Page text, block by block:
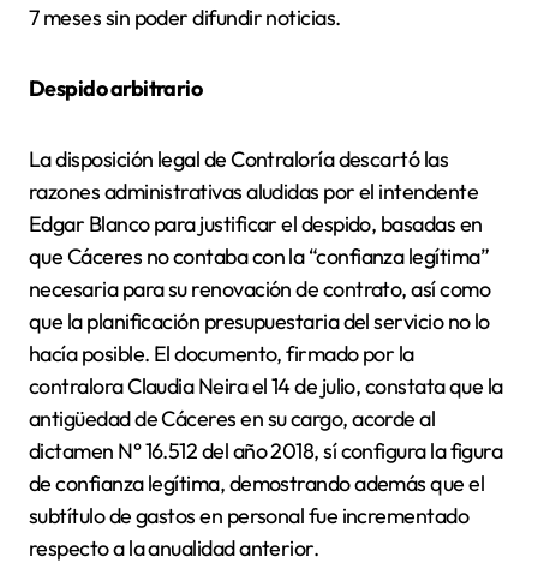
7 meses sin poder difundir noticias.
Despido arbitrario
La disposición legal de Contraloría descartó las
razones administrativas aludidas por el intendente
Edgar Blanco para justificar el despido, basadas en
que Cáceres no contaba con la “confianza legítima”
necesaria para su renovación de contrato, así como
que la planificación presupuestaria del servicio no lo
hacía posible. El documento, firmado por la
contralora Claudia Neira el 14 de julio, constata que la
antigüedad de Cáceres en su cargo, acorde al
dictamen N° 16.512 del año 2018, sí configura la figura
de confianza legítima, demostrando además que el
subtítulo de gastos en personal fue incrementado
respecto a la anualidad anterior.